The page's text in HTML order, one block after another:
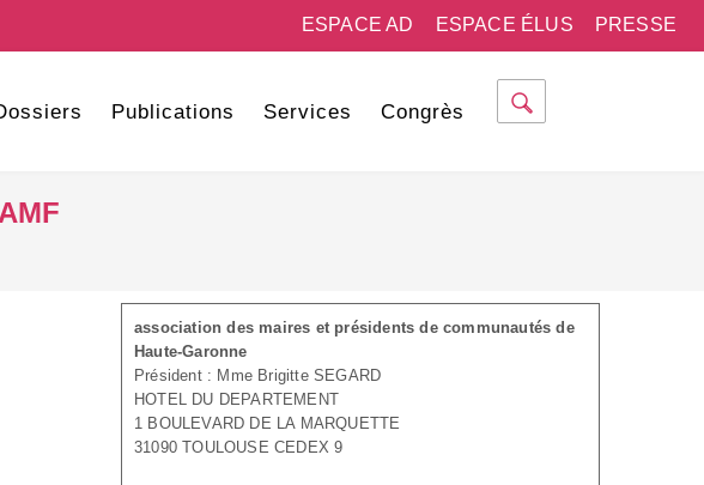
PRESSE
ESPACE ÉLUS
ESPACE AD
Publications Services Congrès
association des maires et présidents de communautés de
Haute-Garonne
Président : Mme Brigitte SEGARD
HOTEL DU DEPARTEMENT
1 BOULEVARD DE LA MARQUETTE
31090 TOULOUSE CEDEX 9